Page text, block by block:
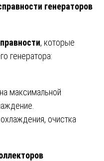
генераторов
, которые
генератора:
максимальной
очистка